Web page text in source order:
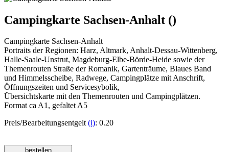
Campingkarte Sachsen-Anhalt ()
Campingkarte Sachsen-Anhalt
Portraits der Regionen: Harz, Altmark, Anhalt-Dessau-Wittenberg,
Halle-Saale-Unstrut, Magdeburg-Elbe-Börde-Heide sowie der
Themenrouten Straße der Romanik, Gartenträume, Blaues Band
und Himmelsscheibe, Radwege, Campingplätze mit Anschrift,
Öffnungszeiten und Servicesybolik,
Übersichtskarte mit den Themenrouten und Campingplätzen.
Format ca A1, gefaltet A5
Preis/Bearbeitungsentgelt(i): 0.20